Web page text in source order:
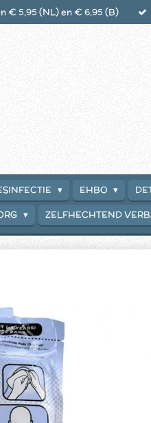
€ 5,95 (NL) en € 6,95 (B)
EHBO
ZELFHECHTEND